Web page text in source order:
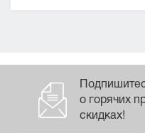
о горячих
скидках!